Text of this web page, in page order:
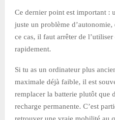
Ce dernier point est important :
juste un problème
ce cas, il faut arrêter de
rapidement.
Si tu as un ordinateur plus
maximale déjà faible, il est
remplacer la batterie plutôt que
recharge permanente. C’est
retrouver une vraie mobilité au